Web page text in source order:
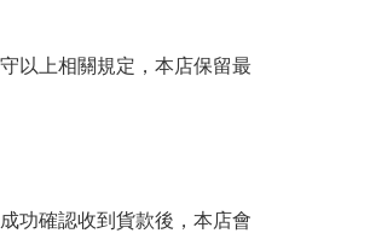
以上相關規定，本店保留最
功確認收到貨款後，本店會